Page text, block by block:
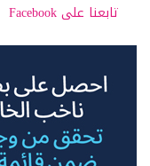
تابعنا على Facebook